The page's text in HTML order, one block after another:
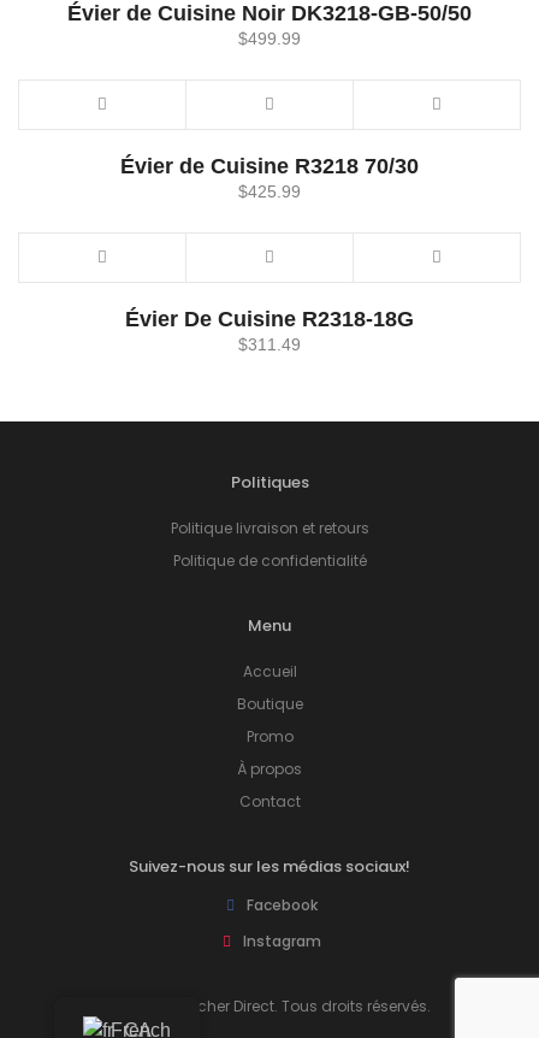
Évier de Cuisine Noir DK3218-GB-50/50
$499.99
Évier de Cuisine R3218 70/30
$425.99
Évier De Cuisine R2318-18G
$311.49
Politiques
Politique livraison et retours
Politique de confidentialité
Menu
Accueil
Boutique
Promo
À propos
Contact
Suivez-nous sur les médias sociaux!
Facebook
Instagram
© 2026 Plancher Direct. Tous droits réservés.
French